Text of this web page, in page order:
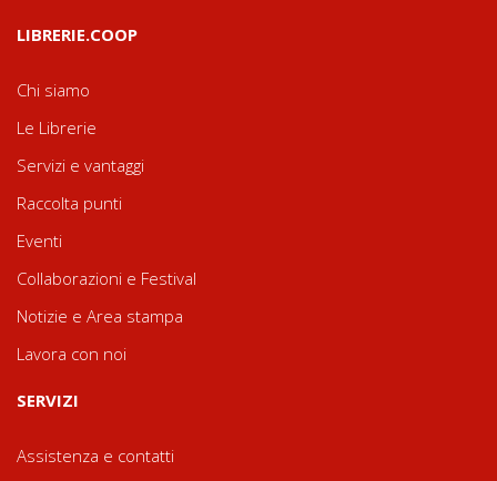
LIBRERIE.COOP
Chi siamo
Le Librerie
Servizi e vantaggi
Raccolta punti
Eventi
Collaborazioni e Festival
Notizie e Area stampa
Lavora con noi
SERVIZI
Assistenza e contatti